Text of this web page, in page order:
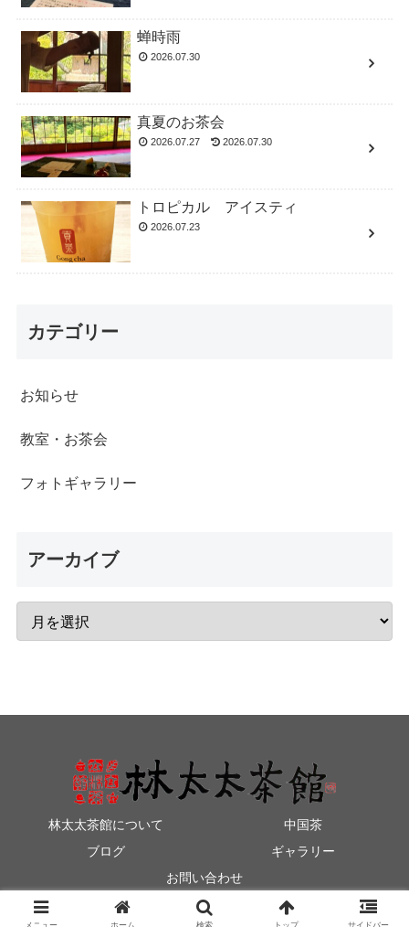
蝉時雨
2026.07.30
真夏のお茶会
2026.07.27 2026.07.30
トロピカル アイスティ
2026.07.23
カテゴリー
お知らせ
教室・お茶会
フォトギャラリー
アーカイブ
林太太茶館について
中国茶
ブログ
ギャラリー
お問い合わせ
© 2014-2026 林太太茶館.
メニュー ホーム 検索 トップ サイドバー